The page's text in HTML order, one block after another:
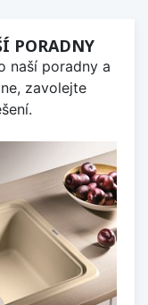
PORADNY
naší poradny a
zavolejte